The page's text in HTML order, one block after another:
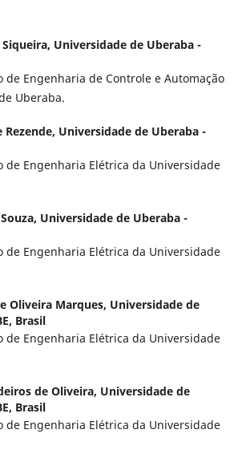
Universidade de Uberaba -
de Engenharia de Controle e Automação
Uberaba.
Rezende, Universidade de Uberaba -
de Engenharia Elétrica da Universidade
Universidade de Uberaba -
de Engenharia Elétrica da Universidade
Oliveira Marques, Universidade de
Brasil
de Engenharia Elétrica da Universidade
de Oliveira, Universidade de
Brasil
de Engenharia Elétrica da Universidade